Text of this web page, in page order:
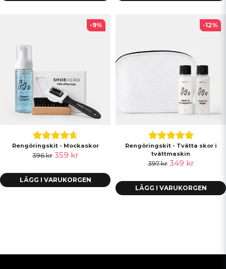
Rengöringskit - Mockaskor
396 kr 359 kr
LÄGG I VARUKORGEN
-9%
Rengöringskit - Tvätta skor i
tvättmaskin
397 kr 349 kr
LÄGG I VARUKORGEN
-12%